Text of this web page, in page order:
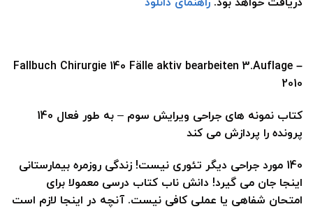
Fallbuch Chirurgie 140 Fälle aktiv bearbeiten 3.Auflage –
2010
کتاب نمونه های جراحی ویرایش سوم – به طور فعال 140
پرونده را پردازش می کند
140 مورد جراحی دیگر تئوری نیست! زندگی روزمره بیمارستانی
اینجا جان می گیرد! دانش ناب کتاب درسی معمولا برای
امتحان شفاهی یا عملی کافی نیست. آنچه در اینجا لازم است